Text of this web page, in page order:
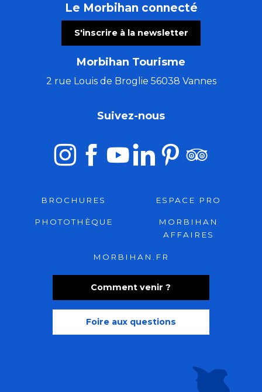
Le Morbihan connecté
S'inscrire à la newsletter
Morbihan Tourisme
2 rue Louis de Broglie 56038 Vannes
Comment venir ?
Foire aux questions
Suivez-nous
BROCHURES ESPACE PRO
PHOTOTHÈQUE
MORBIHAN
AFFAIRES
MORBIHAN.FR